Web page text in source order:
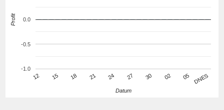
12 15 18 21 24 27 30 02 05 DNES
-1.0
-0.5
0.0
Datum
Profit